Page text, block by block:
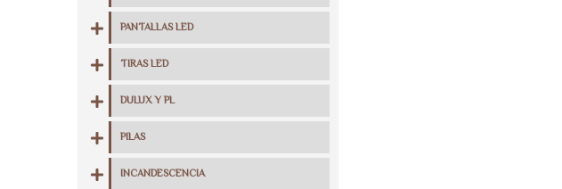
PANTALLAS LED
TIRAS LED
DULUX Y PL
PILAS
INCANDESCENCIA